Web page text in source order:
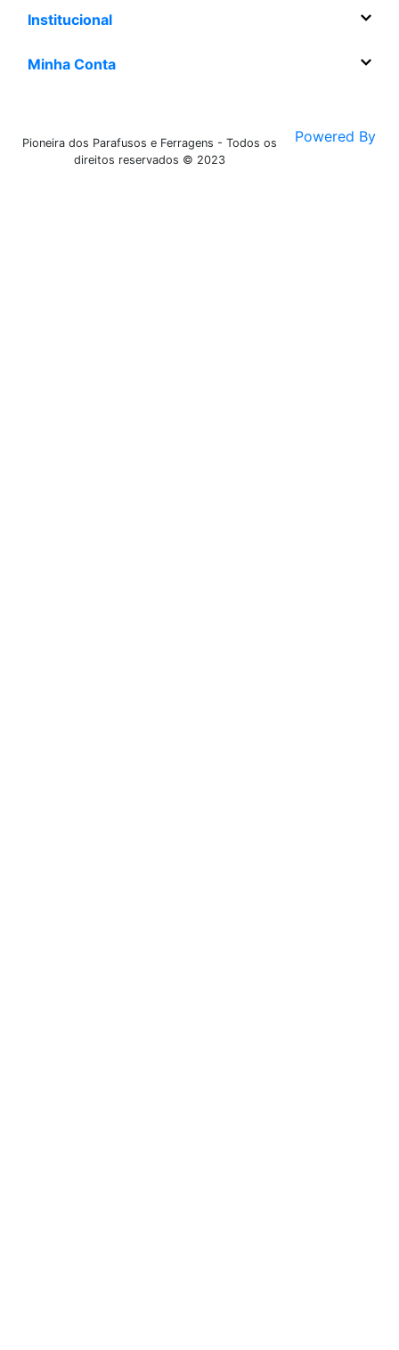
Institucional
Minha Conta
Pioneira dos Parafusos e Ferragens - Todos os
direitos reservados © 2023
Powered By